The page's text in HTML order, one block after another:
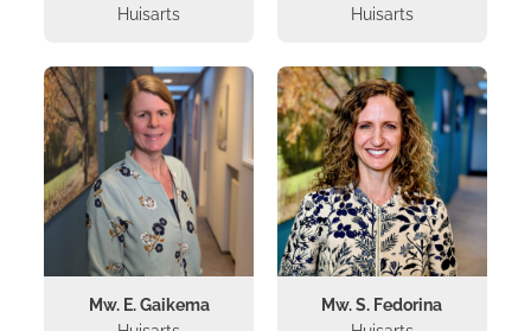
Huisarts
Huisarts
Mw. E. Gaikema
Mw. S. Fedorina